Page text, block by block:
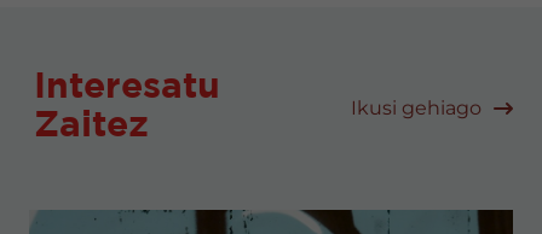
Interesatu
Zaitez
Ikusi gehiago